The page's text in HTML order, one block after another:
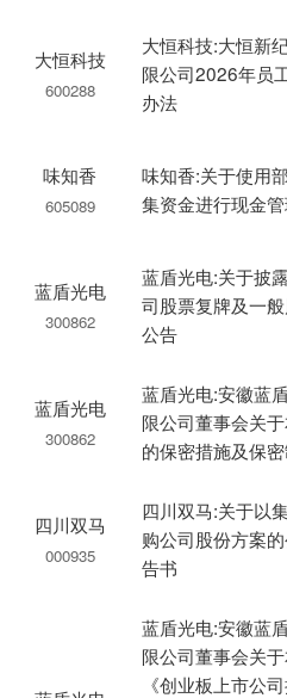
大恒科技
600288
大恒科技:大恒新
限公司2026年员
办法
味知香
605089
味知香:关于使用
集资金进行现金
蓝盾光电
300862
蓝盾光电:关于披
司股票复牌及一
公告
蓝盾光电
300862
蓝盾光电:安徽蓝
限公司董事会关
的保密措施及保
四川双马
000935
四川双马:关于以
购公司股份方案
告书
蓝盾光电:安徽蓝
限公司董事会关
《创业板上市公